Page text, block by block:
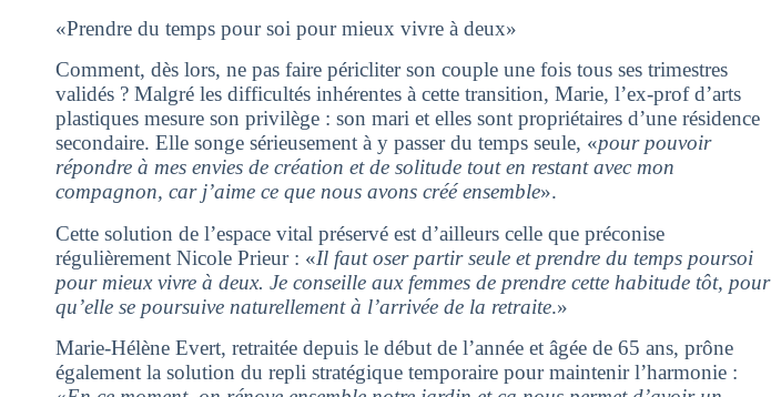
«Prendre du temps pour soi pour mieux vivre à deux»
Comment, dès lors, ne pas faire péricliter son couple une fois tous ses trimestres
validés ? Malgré les difficultés inhérentes à cette transition, Marie, l’ex-prof d’arts
plastiques mesure son privilège : son mari et elles sont propriétaires d’une résidence
secondaire. Elle songe sérieusement à y passer du temps seule, «pour pouvoir
répondre à mes envies de création et de solitude tout en restant avec mon
compagnon, car j’aime ce que nous avons créé ensemble».
Cette solution de l’espace vital préservé est d’ailleurs celle que préconise
régulièrement Nicole Prieur : «Il faut oser partir seule et prendre du temps poursoi
pour mieux vivre à deux. Je conseille aux femmes de prendre cette habitude tôt, pour
qu’elle se poursuive naturellement à l’arrivée de la retraite.»
Marie-Hélène Evert, retraitée depuis le début de l’année et âgée de 65 ans, prône
également la solution du repli stratégique temporaire pour maintenir l’harmonie :